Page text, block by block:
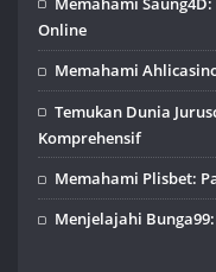
Online
Memahami
Temukan Dunia
Komprehensif
Memahami Plisbet:
Menjelajahi